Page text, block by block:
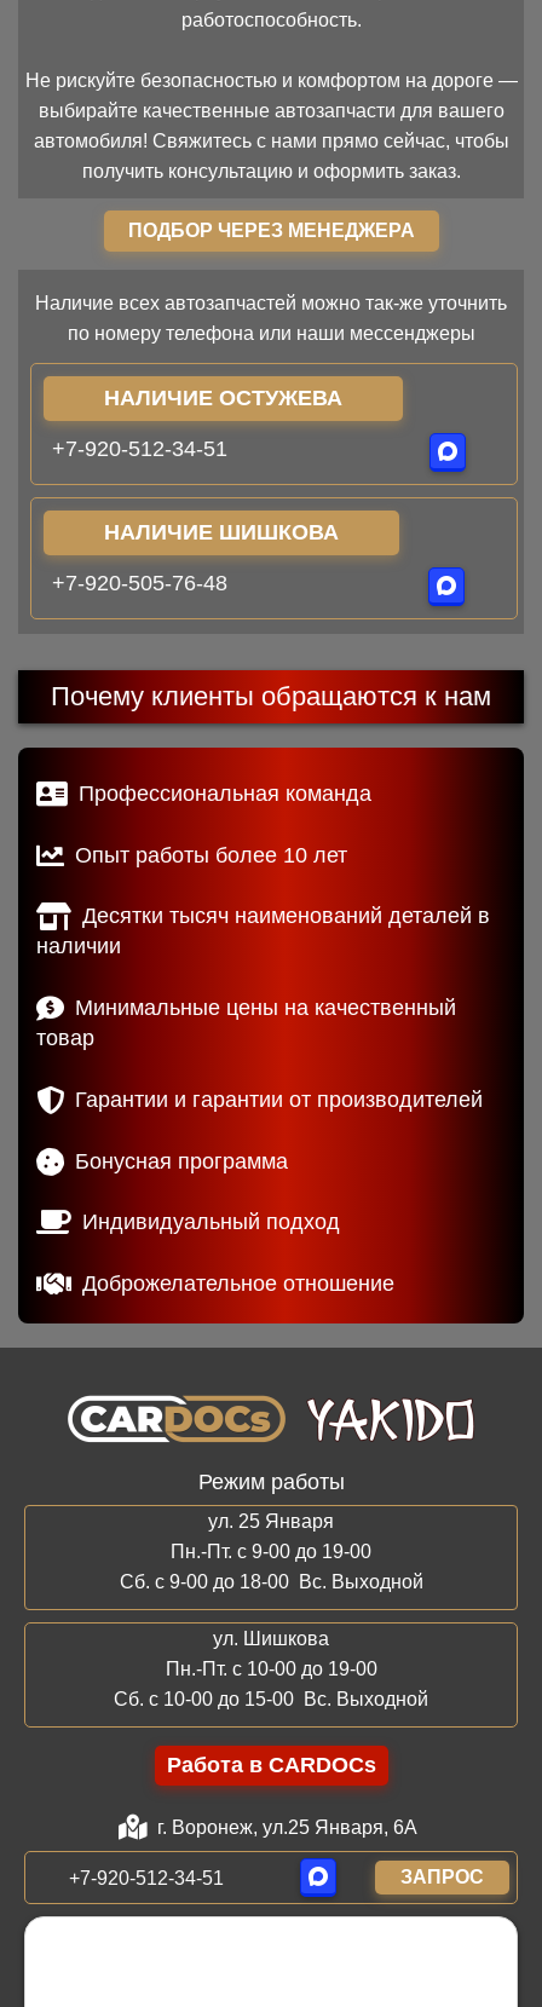
работоспособность.
Не рискуйте безопасностью и комфортом на дороге —
выбирайте качественные автозапчасти для вашего
автомобиля! Свяжитесь с нами прямо сейчас, чтобы
получить консультацию и оформить заказ.
ПОДБОР ЧЕРЕЗ МЕНЕДЖЕРА
Наличие всех автозапчастей можно так-же уточнить
по номеру телефона или наши мессенджеры
НАЛИЧИЕ ОСТУЖЕВА
+7-920-512-34-51
НАЛИЧИЕ ШИШКОВА
+7-920-505-76-48
Почему клиенты обращаются к нам
Профессиональная команда
Опыт работы более 10 лет
Десятки тысяч наименований деталей в
наличии
Минимальные цены на качественный
товар
Гарантии и гарантии от производителей
Бонусная программа
Индивидуальный подход
Доброжелательное отношение
Режим работы
ул. 25 Января
Пн.-Пт. с 9-00 до 19-00
Сб. с 9-00 до 18-00 Вс. Выходной
ул. Шишкова
Пн.-Пт. с 10-00 до 19-00
Сб. с 10-00 до 15-00 Вс. Выходной
Работа в CARDOCs
г. Воронеж, ул.25 Января, 6А
+7-920-512-34-51 ЗАПРОС